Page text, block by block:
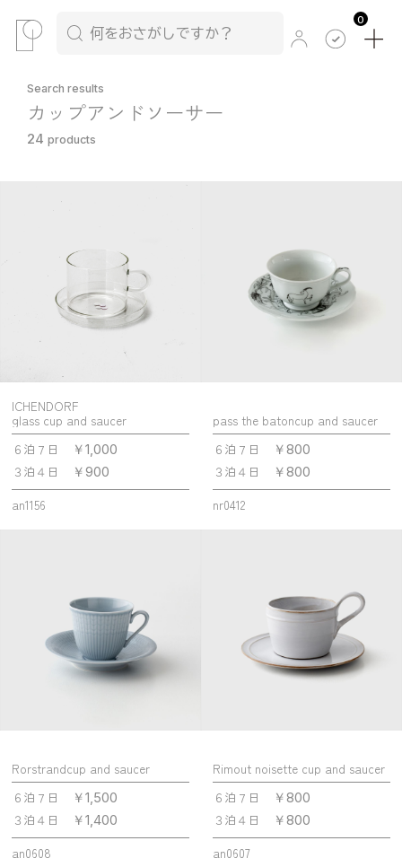
0
Search results
カップアンドソーサー
24 products
ICHENDORF
glass cup and saucer
６泊７日
￥1,000
３泊４日 ￥900
an1156
pass the batoncup and saucer
６泊７日
￥800
３泊４日 ￥800
nr0412
Rorstrandcup and saucer
６泊７日
￥1,500
３泊４日 ￥1,400
an0608
Rimout noisette cup and saucer
６泊７日
￥800
３泊４日 ￥800
an0607